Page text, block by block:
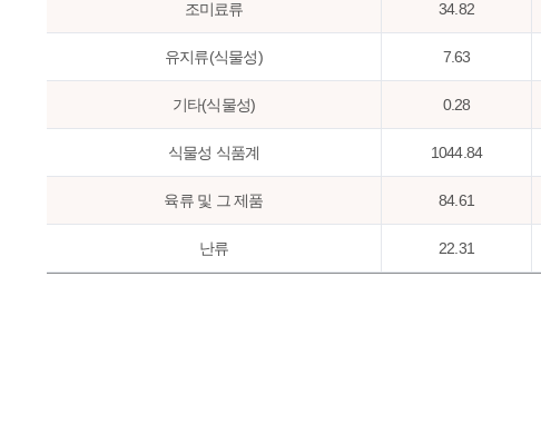
조미료류 34.82
유지류(식물성) 7.63
기타(식물성) 0.28
식물성 식품계 1044.84
육류 및 그 제품 84.61
난류 22.31